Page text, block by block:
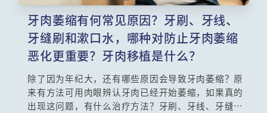
牙肉萎缩有何常见原因？牙刷、牙线、
牙缝刷和漱口水，哪种对防止牙肉萎缩
恶化更重要？牙肉移植是什么？
除了因为年纪大，还有哪些原因会导致牙肉萎缩？原
来有方法可用肉眼辨认牙肉已经开始萎缩，如果真的
出现这问题，有什么治疗方法？牙刷、牙线、牙缝刷